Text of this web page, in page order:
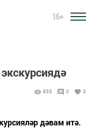
16+
933 0 0
дәвам итә.